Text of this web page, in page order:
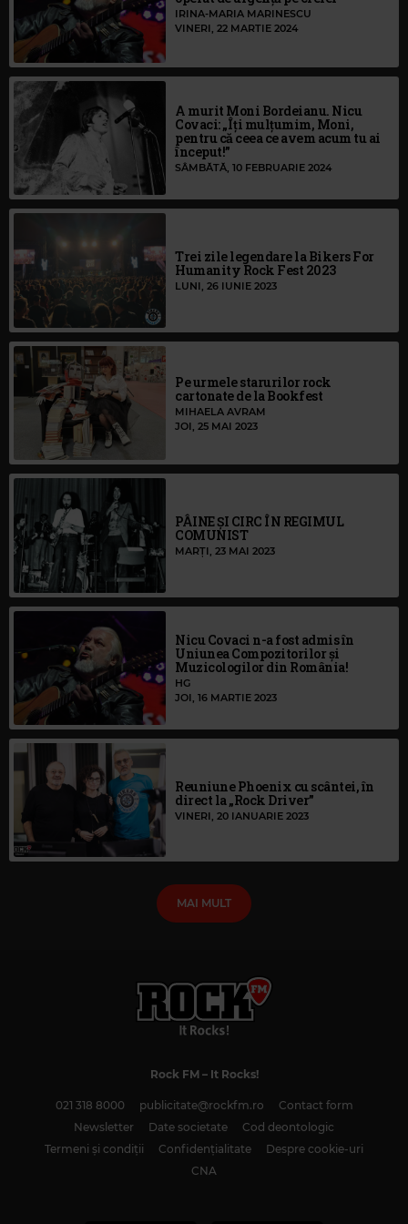
IRINA-MARIA MARINESCU
VINERI, 22 MARTIE 2024
A murit Moni Bordeianu. Nicu
Covaci: „Îți mulțumim, Moni,
pentru că ceea ce avem acum tu ai
început!”
SÂMBĂTĂ, 10 FEBRUARIE 2024
Trei zile legendare la Bikers For
Humanity Rock Fest 2023
LUNI, 26 IUNIE 2023
Pe urmele starurilor rock
cartonate de la Bookfest
MIHAELA AVRAM
JOI, 25 MAI 2023
PÂINE ȘI CIRC ÎN REGIMUL
COMUNIST
MARȚI, 23 MAI 2023
Nicu Covaci n-a fost admis în
Uniunea Compozitorilor şi
Muzicologilor din România!
HG
JOI, 16 MARTIE 2023
Reuniune Phoenix cu scântei, în
direct la „Rock Driver”
VINERI, 20 IANUARIE 2023
MAI MULT
Rock FM– It Rocks!
021 318 8000 publicitate@rockfm.ro
Contact form
Newsletter
Date societate
Cod deontologic
Termeni și condiții
Confidențialitate
Despre cookie-uri
CNA